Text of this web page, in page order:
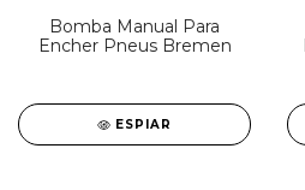
Bomba Manual Para
Encher Pneus Bremen
ESPIAR